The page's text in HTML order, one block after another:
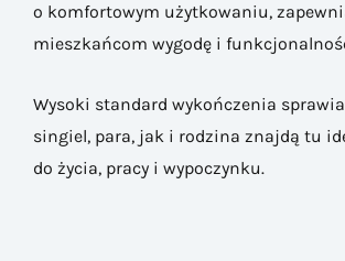
o komfortowym użytkowaniu,
mieszkańcom wygodę i
Wysoki standard wykończenia
singiel, para, jak i rodzina znajdą tu
do życia, pracy i wypoczynku.